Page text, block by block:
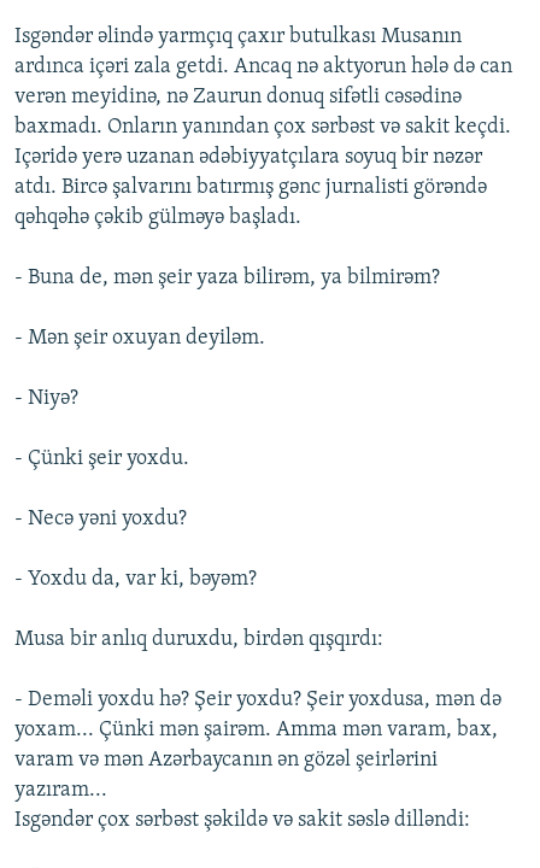
Isgəndər əlində yarmçıq çaxır butulkası Musanın
ardınca içəri zala getdi. Ancaq nə aktyorun hələ də can
verən meyidinə, nə Zaurun donuq sifətli cəsədinə
baxmadı. Onların yanından çox sərbəst və sakit keçdi.
Içəridə yerə uzanan ədəbiyyatçılara soyuq bir nəzər
atdı. Bircə şalvarını batırmış gənc jurnalisti görəndə
qəhqəhə çəkib gülməyə başladı.
- Buna de, mən şeir yaza bilirəm, ya bilmirəm?
- Mən şeir oxuyan deyiləm.
- Niyə?
- Çünki şeir yoxdu.
- Necə yəni yoxdu?
- Yoxdu da, var ki, bəyəm?
Musa bir anlıq duruxdu, birdən qışqırdı:
- Deməli yoxdu hə? Şeir yoxdu? Şeir yoxdusa, mən də
yoxam... Çünki mən şairəm. Amma mən varam, bax,
varam və mən Azərbaycanın ən gözəl şeirlərini
yazıram...
Isgəndər çox sərbəst şəkildə və sakit səslə dilləndi: